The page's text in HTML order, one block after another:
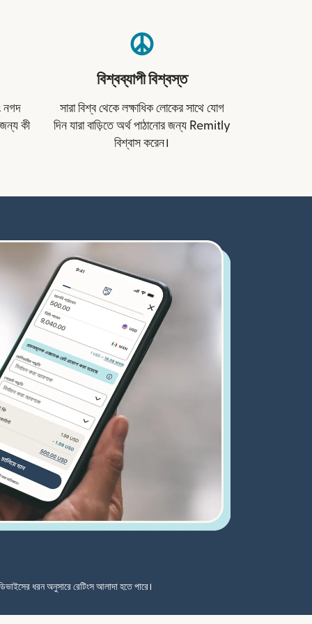
নগদ
কী
বিশ্বব্যাপী বিশ্বস্ত
সারা বিশ্ব থেকে লক্ষাধিক লোকের সাথে যোগ
দিন যারা বাড়িতে অর্থ পাঠানোর জন্য Remitly
বিশ্বাস করেন।
ধরন অনুসারে রেটিংস আলাদা হতে পারে।